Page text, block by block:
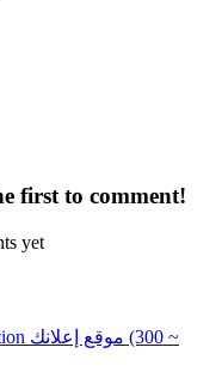
first to comment!
yet
موقع إعلانك (300 ~